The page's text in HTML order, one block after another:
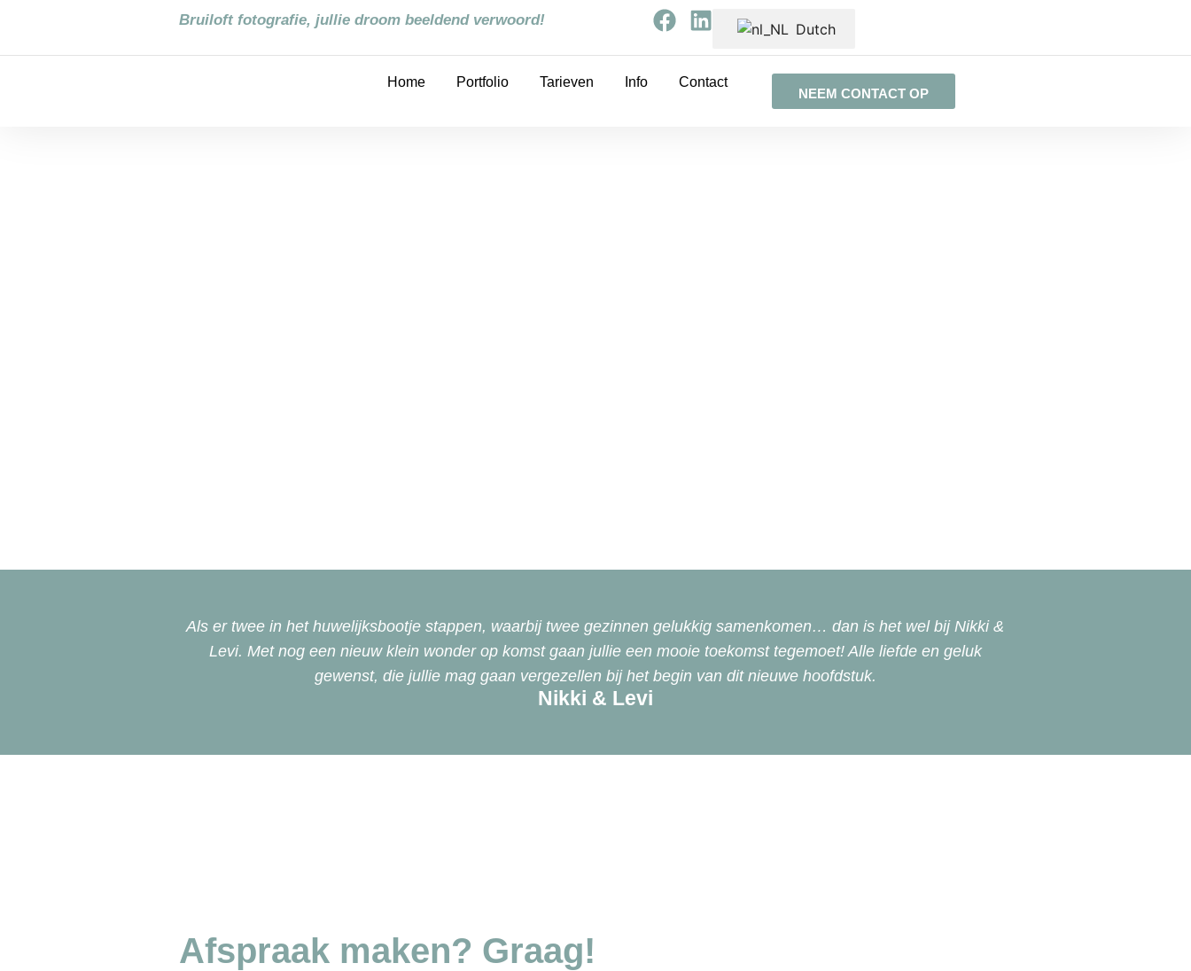
Bruiloft fotografie, jullie droom beeldend verwoord!
Dutch
Home Portfolio Tarieven Info Contact
NEEM CONTACT OP
Als er twee in het huwelijksbootje stappen, waarbij twee gezinnen gelukkig samenkomen… dan is het wel bij Nikki &
Levi. Met nog een nieuw klein wonder op komst gaan jullie een mooie toekomst tegemoet! Alle liefde en geluk
gewenst, die jullie mag gaan vergezellen bij het begin van dit nieuwe hoofdstuk.
Nikki & Levi
Afspraak maken? Graag!